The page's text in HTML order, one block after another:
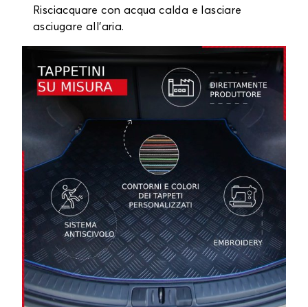
Risciacquare con acqua calda e lasciare
asciugare all'aria.